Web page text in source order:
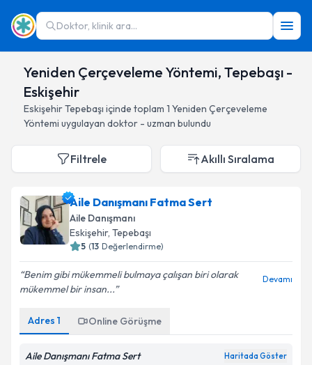
Doktor, klinik ara...
Yeniden Çerçeveleme Yöntemi, Tepebaşı -
Eskişehir
EskişehirTepebaşı içinde toplam 1 Yeniden Çerçeveleme
Yöntemi uygulayan doktor - uzman bulundu
Filtrele Akıllı Sıralama
Aile Danışmanı Fatma Sert
Aile Danışmanı
Eskişehir, Tepebaşı
5 (13 Değerlendirme)
Benim gibi mükemmeli bulmaya çalışan biri olarak
mükemmel bir insan...
Devamı
Adres 1 Online Görüşme
Aile Danışmanı Fatma Sert Haritada Göster